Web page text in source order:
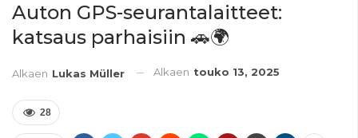
Auton GPS-seurantalaitteet:
katsaus parhaisiin 🚗🌍
Alkaen Lukas Müller Alkaen touko 13, 2025
28